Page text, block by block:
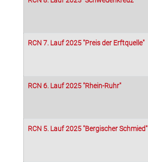
RCN 7. Lauf 2025 "Preis der Erftquelle"
RCN 6. Lauf 2025 "Rhein-Ruhr"
RCN 5. Lauf 2025 "Bergischer Schmied"